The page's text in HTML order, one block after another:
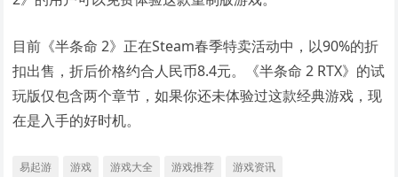
目前《半条命 2》正在Steam春季特卖活动中，以90%的折
扣出售，折后价格约合人民币8.4元。《半条命 2 RTX》的试
玩版仅包含两个章节，如果你还未体验过这款经典游戏，现
在是入手的好时机。
易起游 游戏 游戏大全 游戏推荐 游戏资讯